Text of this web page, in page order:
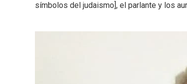
símbolos del judaismo], el parlante y los